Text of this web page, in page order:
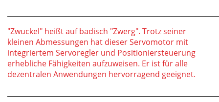
"Zwuckel" heißt auf badisch "Zwerg". Trotz seiner
kleinen Abmessungen hat dieser Servomotor mit
integriertem Servoregler und Positioniersteuerung
erhebliche Fähigkeiten aufzuweisen. Er ist für alle
dezentralen Anwendungen hervorragend geeignet.